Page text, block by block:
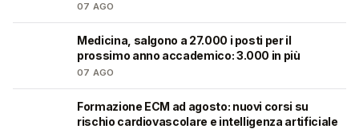
07 AGO
Medicina, salgono a 27.000 i posti per il
prossimo anno accademico: 3.000 in più
07 AGO
Formazione ECM ad agosto: nuovi corsi su
rischio cardiovascolare e intelligenza artificiale